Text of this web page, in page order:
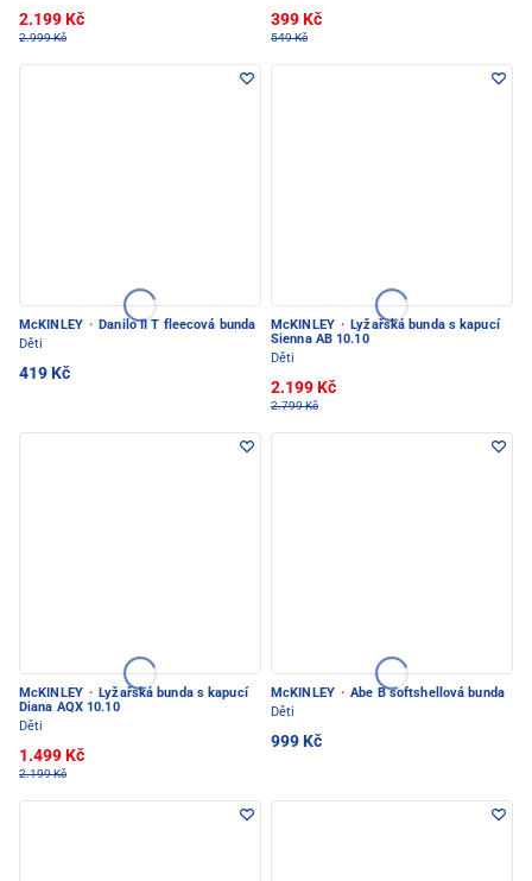
2.199 Kč
2.999 Kč
399 Kč
549 Kč
McKINLEY · Danilo II T fleecová bunda
Děti
419 Kč
McKINLEY · Lyžařská bunda s kapucí
Sienna AB 10.10
Děti
2.199 Kč
2.799 Kč
McKINLEY · Lyžařská bunda s kapucí
Diana AQX 10.10
Děti
1.499 Kč
2.199 Kč
McKINLEY · Abe B softshellová bunda
Děti
999 Kč